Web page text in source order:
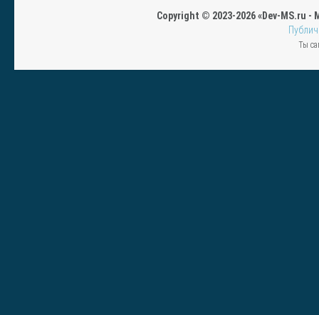
Copyright © 2023-2026 «Dev-MS.ru -
Ты